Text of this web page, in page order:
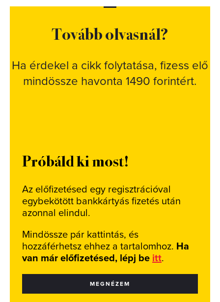
Tovább olvasnál?
Ha érdekel a cikk folytatása, fizess elő
mindössze havonta 1490 forintért.
Próbáld ki most!
Az előfizetésed egy regisztrációval
egybekötött bankkártyás fizetés után
azonnal elindul.
Mindössze pár kattintás, és
hozzáférhetsz ehhez a tartalomhoz. Ha
van már előfizetésed, lépj be itt.
MEGNÉZEM